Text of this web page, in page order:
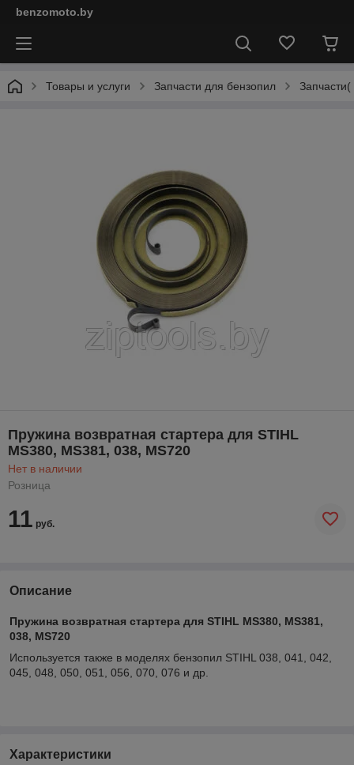
benzomoto.by
Товары и услуги Запчасти для бензопил
Пружина возвратная стартера для STIHL
MS380, MS381, 038, MS720
Нет в наличии
Розница
11 руб.
Описание
Пружина возвратная стартера для STIHL MS380, MS381,
038, MS720
Используется также в моделях бензопил STIHL 038, 041, 042,
045, 048, 050, 051, 056, 070, 076 и др.
Характеристики